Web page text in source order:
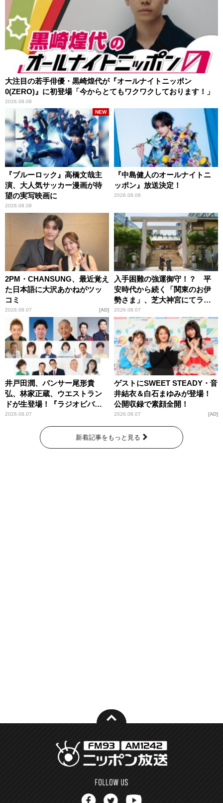
大注目の若手俳優・黒崎煌代が『オールナイトニッポン
0(ZERO)』に初登場「今からとてもワクワクしております！」
2026.08.08
『ブルーロック』高橋文哉主
演、大人気サッカー漫画が待
望の実写映画に
2026.08.08
NEW
『中島健人のオールナイトニ
ッポン』放送決定！
2026.08.08
2PM・CHANSUNG、最近覚え
た日本語に大沢あかねがツッ
コミ
2026.08.07 AD
入手困難の強運御守！？ 平
安時代から続く「関東のお伊
勢さま」、芝大神宮にてラン
パンプスが合格祈願！
2026.08.07
井戸田潤、パンサー尾形貴
弘、林家正蔵、ウエストラン
ドが生登場！『ラジオビバリ
ー昼ズ』
2026.08.07
ゲストにSWEET STEADY・音
井結衣＆白石まゆみが登場！
公開収録で素顔全開！
2026.08.07 AD
新着記事をもっと見る